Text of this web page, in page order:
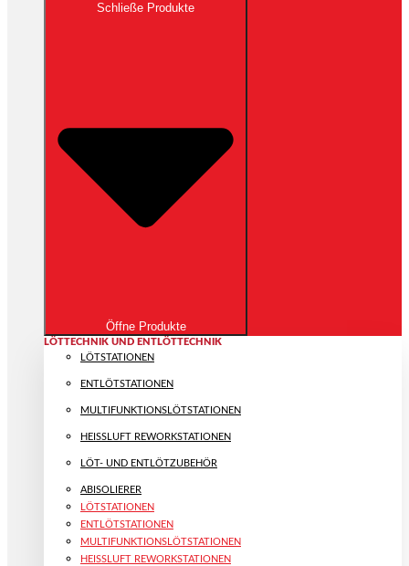
Schließe Produkte
Öffne Produkte
LÖTTECHNIK UND ENTLÖTTECHNIK
LÖTSTATIONEN
ENTLÖTSTATIONEN
MULTIFUNKTIONS­LÖTSTATIONEN
HEISSLUFT REWORKSTATIONEN
LÖT- UND ENTLÖTZUBEHÖR
ABISOLIERER
LÖTSTATIONEN
ENTLÖTSTATIONEN
MULTIFUNKTIONS­LÖTSTATIONEN
HEISSLUFT REWORKSTATIONEN